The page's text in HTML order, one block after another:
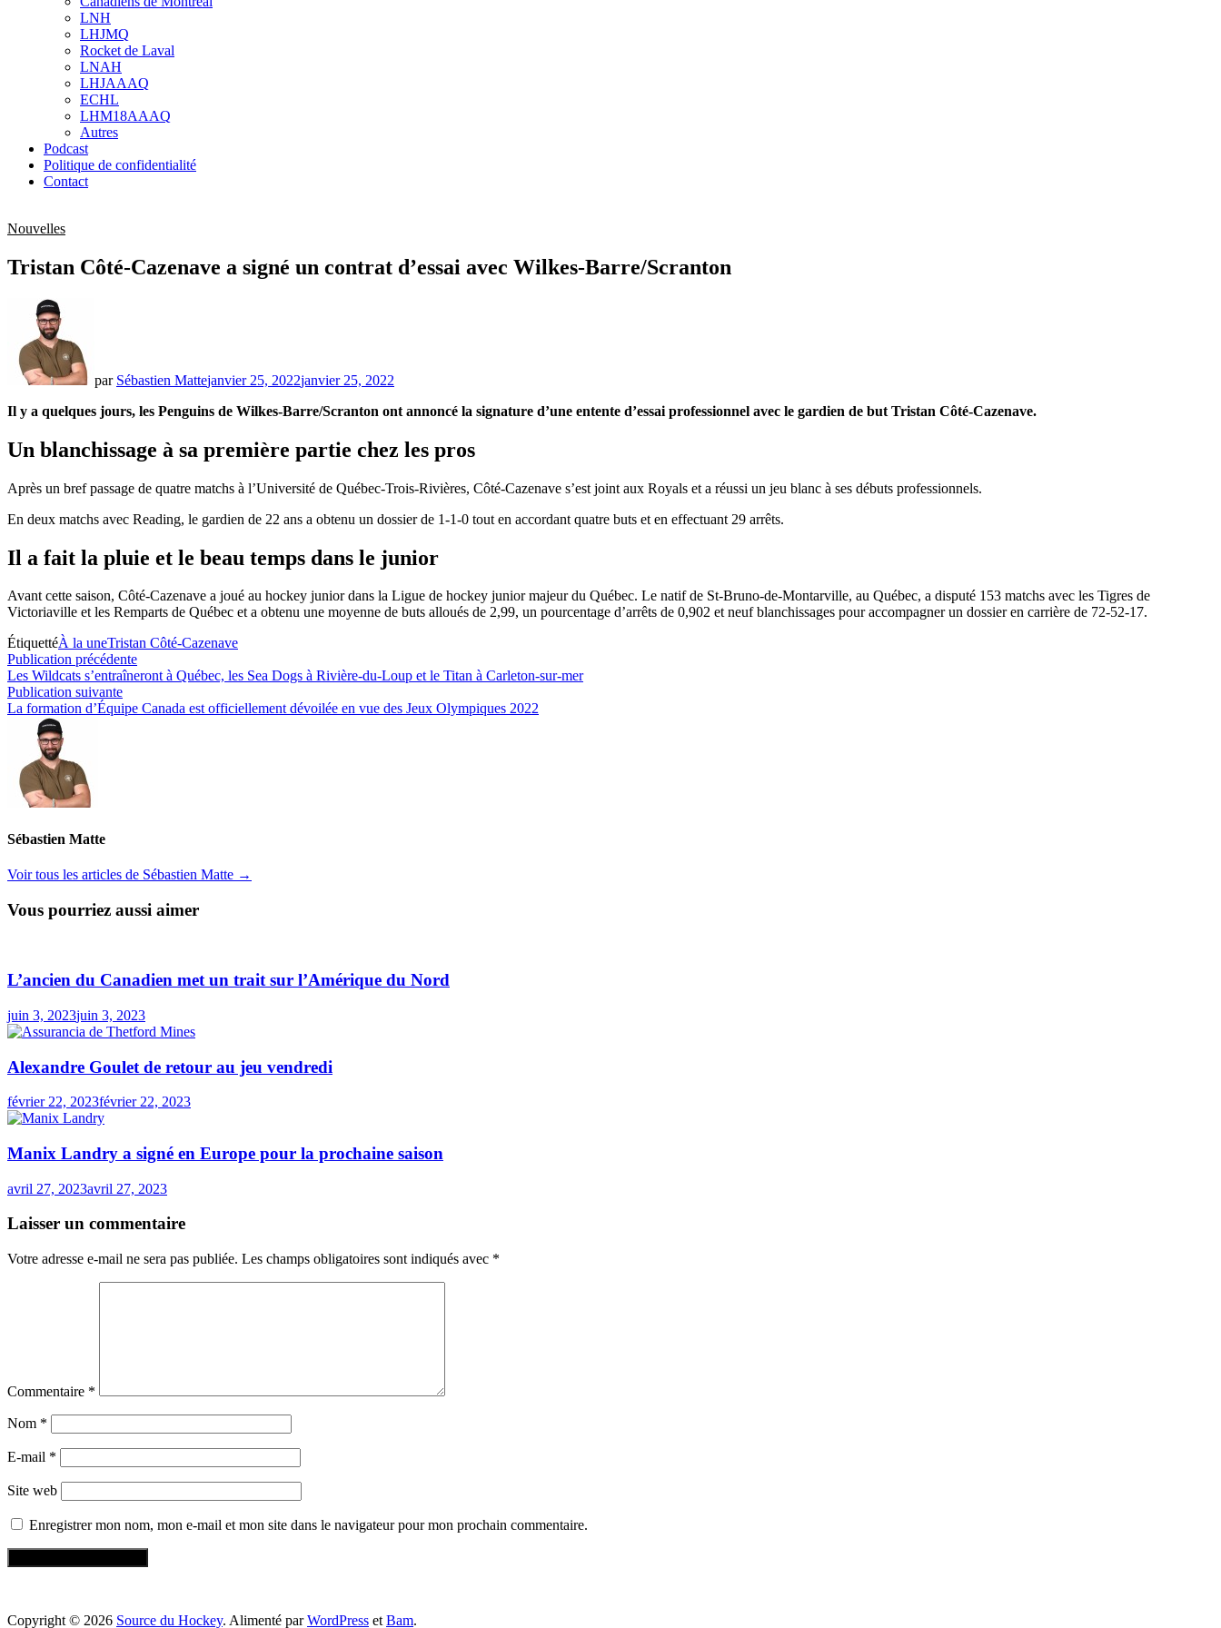
sub
menu
LNH
LHJMQ
Rocket de Laval
LNAH
LHJAAAQ
ECHL
LHM18AAAQ
Autres
Podcast
Politique de confidentialité
Contact
Nouvelles
Tristan Côté-Cazenave a signé un contrat d’essai avec Wilkes-Barre/Scranton
par Sébastien Mattejanvier 25, 2022janvier 25, 2022
Il y a quelques jours, les Penguins de Wilkes-Barre/Scranton ont annoncé la signature d’une entente d’essai professionnel avec le gardien de but Tristan Côté-Cazenave.
Un blanchissage à sa première partie chez les pros
Après un bref passage de quatre matchs à l’Université de Québec-Trois-Rivières, Côté-Cazenave s’est joint aux Royals et a réussi un jeu blanc à ses débuts professionnels.
En deux matchs avec Reading, le gardien de 22 ans a obtenu un dossier de 1-1-0 tout en accordant quatre buts et en effectuant 29 arrêts.
Il a fait la pluie et le beau temps dans le junior
Avant cette saison, Côté-Cazenave a joué au hockey junior dans la Ligue de hockey junior majeur du Québec. Le natif de St-Bruno-de-Montarville, au Québec, a disputé 153 matchs avec les Tigres de
Victoriaville et les Remparts de Québec et a obtenu une moyenne de buts alloués de 2,99, un pourcentage d’arrêts de 0,902 et neuf blanchissages pour accompagner un dossier en carrière de 72-52-17.
ÉtiquettéÀ la uneTristan Côté-Cazenave
Navigation
de
l’article
Publication précédentePublication
précédente :
Les Wildcats s’entraîneront à Québec, les Sea Dogs à Rivière-du-Loup et le Titan à Carleton-sur-mer
Publication suivantePublication
suivante :
La formation d’Équipe Canada est officiellement dévoilée en vue des Jeux Olympiques 2022
Sébastien Matte
Voir tous les articles de Sébastien Matte →
Vous pourriez aussi aimer
L’ancien du Canadien met un trait sur l’Amérique du Nord
juin 3, 2023juin 3, 2023
Alexandre Goulet de retour au jeu vendredi
février 22, 2023février 22, 2023
Manix Landry a signé en Europe pour la prochaine saison
avril 27, 2023avril 27, 2023
Laisser un commentaire
Votre adresse e-mail ne sera pas publiée. Les champs obligatoires sont indiqués avec *
Commentaire *
Nom *
E-mail *
Site web
Enregistrer mon nom, mon e-mail et mon site dans le navigateur pour mon prochain commentaire.
Copyright © 2026 Source du Hockey. Alimenté parWordPress et Bam.